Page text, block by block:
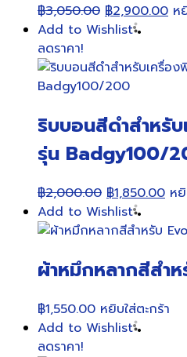
฿3,050.00 Original
price
฿3,050.00.
฿2,900.00
฿
ห
Add to Wishlist
ลดราคา!
ริบบอนสีดำสำหรั
รุ่น Badgy100/
฿2,000.00 Original
price
was:
฿1,850.00
is:
ห
Add to Wishlist
ผ้าหมึกหลากสีสำ
฿1,550.00 หยิบใส่ตะกร้า
Add to Wishlist
ลดราคา!